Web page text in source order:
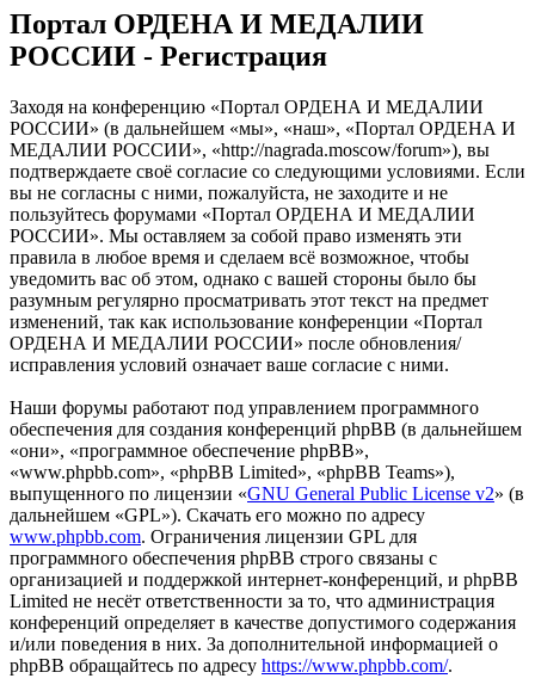
Портал ОРДЕНА И МЕДАЛИИ
РОССИИ - Регистрация
Заходя на конференцию «Портал ОРДЕНА И МЕДАЛИИ
РОССИИ» (в дальнейшем «мы», «наш», «Портал ОРДЕНА И
МЕДАЛИИ РОССИИ», «http://nagrada.moscow/forum»), вы
подтверждаете своё согласие со следующими условиями. Если
вы не согласны с ними, пожалуйста, не заходите и не
пользуйтесь форумами «Портал ОРДЕНА И МЕДАЛИИ
РОССИИ». Мы оставляем за собой право изменять эти
правила в любое время и сделаем всё возможное, чтобы
уведомить вас об этом, однако с вашей стороны было бы
разумным регулярно просматривать этот текст на предмет
изменений, так как использование конференции «Портал
ОРДЕНА И МЕДАЛИИ РОССИИ» после обновления/
исправления условий означает ваше согласие с ними.
Наши форумы работают под управлением программного
обеспечения для создания конференций phpBB (в дальнейшем
«они», «программное обеспечение phpBB»,
«www.phpbb.com», «phpBB Limited», «phpBB Teams»),
выпущенного по лицензии «GNU General Public License v2» (в
дальнейшем «GPL»). Скачать его можно по адресу
www.phpbb.com. Ограничения лицензии GPL для
программного обеспечения phpBB строго связаны с
организацией и поддержкой интернет-конференций, и phpBB
Limited не несёт ответственности за то, что администрация
конференций определяет в качестве допустимого содержания
и/или поведения в них. За дополнительной информацией о
phpBB обращайтесь по адресу https://www.phpbb.com/.